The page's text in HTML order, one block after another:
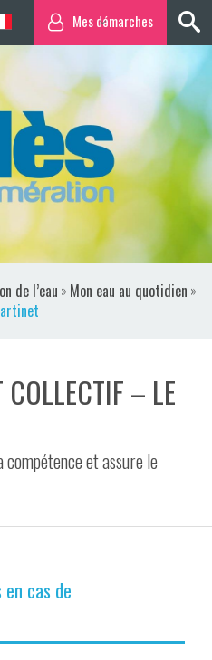
/ BOUGER
PRESSE
Mes démarches
de l’eau » Mon eau au quotidien »
– LE
et assure le
en cas de